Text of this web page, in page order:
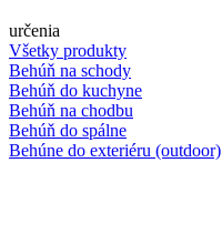
určenia
Všetky produkty
Behúň na schody
Behúň do kuchyne
Behúň na chodbu
Behúň do spálne
Behúne do exteriéru (outdoor)